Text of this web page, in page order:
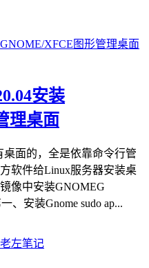
安装
理桌面
面的，全是依靠命令行管
软件给Linux服务器安装桌
像中安装GNOMEG
、安装Gnome sudo ap...